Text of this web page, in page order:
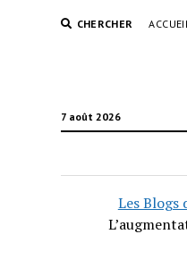
CHERCHER
7 août 2026
Les Blogs